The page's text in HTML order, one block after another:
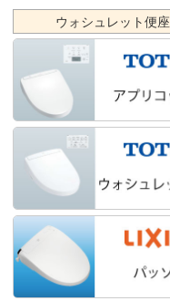
ウォシュレット便座